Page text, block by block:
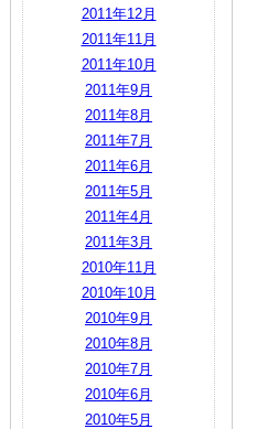
2011年12月
2011年11月
2011年10月
2011年9月
2011年8月
2011年7月
2011年6月
2011年5月
2011年4月
2011年3月
2010年11月
2010年10月
2010年9月
2010年8月
2010年7月
2010年6月
2010年5月